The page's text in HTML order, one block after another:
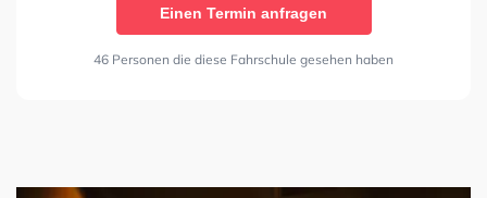
Einen Termin anfragen
46 Personen die diese Fahrschule gesehen haben